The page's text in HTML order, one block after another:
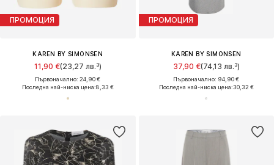
ПРОМОЦИЯ
KAREN BY SIMONSEN
11,90 €(23,27 лв.³)
Първоначално: 24,90 €
Последна най-ниска цена:8,33 €
ПРОМОЦИЯ
KAREN BY SIMONSEN
37,90 €(74,13 лв.³)
Първоначално: 94,90 €
Последна най-ниска цена:30,32 €